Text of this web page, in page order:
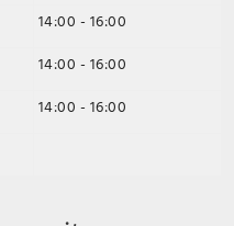
14:00 - 16:00
14:00 - 16:00
14:00 - 16:00